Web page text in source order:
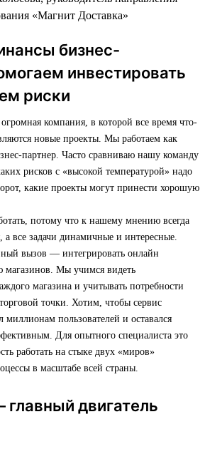
«Магнит Доставка»
бизнес-
инвестировать
риски
компания, в которой все время что-
новые проекты. Мы работаем как
партнер. Часто сравниваю нашу команду
рисков с «высокой температурой» надо
какие проекты могут принести хорошую
потому что к нашему мнению всегда
а все задачи динамичные и интересные.
вызов — интегрировать онлайн
магазинов. Мы учимся видеть
магазина и учитывать потребности
точки. Хотим, чтобы сервис
миллионам пользователей и оставался
Для опытного специалиста это
работать на стыке двух «миров»
в масштабе всей страны.
двигатель